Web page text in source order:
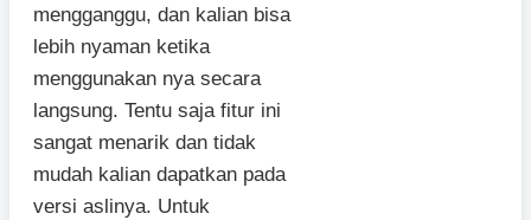
mengganggu, dan kalian bisa
lebih nyaman ketika
menggunakan nya secara
langsung. Tentu saja fitur ini
sangat menarik dan tidak
mudah kalian dapatkan pada
versi aslinya. Untuk